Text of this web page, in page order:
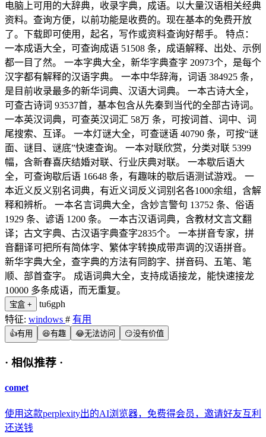
电脑上可用的大辞典，收录字典，成语。以大量汉语相关经典
资料。查询方便，以前功能是收费的。现在基本的免费开放
了。下载即可使用，起名，写作或资料查询好帮手。 特点：
一本成语大全，可查询成语 51508 条，成语解释、出处、示例
都一目了然。 一本字典大全，新华字典查字 20973个，是每个
汉字都有解释的汉语字典。 一本中华辞海，词语 384925 条，
是目前收录最多的新华词典、汉语大词典。 一本古诗大全，
可查古诗词 93537首，基本包含从先秦到当代的全部古诗词。
一本英汉词典，可查英汉词汇 58万 条，可按词首、词中、词
尾搜索、互译。 一本灯谜大全，可查谜语 40790 条，可按“谜
面、谜目、谜底”快速查询。 一本对联欣赏，分类对联 5399
幅，含新春喜庆结婚对联、行业庆典对联。 一本歇后语大
全，可查询歇后语 16648 条，有趣味的歇后语测试游戏。 一
本近义反义别名词典，有近义词反义词别名各1000余组，含解
释和辨析。 一本名言词典大全，含妙言警句 13752 条、俗语
1929 条、谚语 1200 条。 一本古汉语词典，含教材文言文翻
译；古文字典、古汉语字典查字2835个。 一本拼音专家，拼
音翻译可把所有简体字、繁体字转换成带声调的汉语拼音。
新华字典大全，查字典的方法有同韵字、拼音码、五笔、笔
顺、部首查字。 成语词典大全，支持成语接龙，能快速接龙
10000 多条成语，而无重复。
宝盒 +
tu6gph
特征: windows # 有用
👍有用 😆有趣 😂无法访问 😏没有价值
· 相似推荐 ·
comet
使用这款perplexity出的AI浏览器，免费得会员，邀请好友互利
还送钱